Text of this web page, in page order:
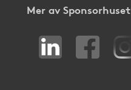
Mer av Sponsorhuset